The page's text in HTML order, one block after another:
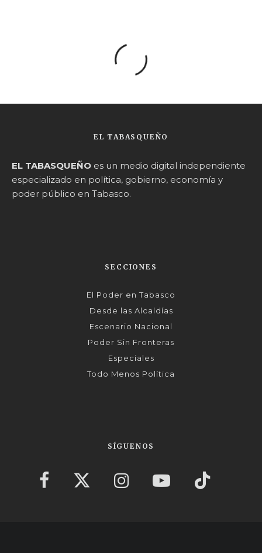
EL TABASQUEÑO
EL TABASQUEÑO es un medio digital independiente
especializado en política, gobierno, economía y
poder público en Tabasco.
SECCIONES
El Poder en Tabasco
Desde las Alcaldías
Escenario Nacional
Poder Sin Fronteras
Especiales
Todo Menos Política
SÍGUENOS